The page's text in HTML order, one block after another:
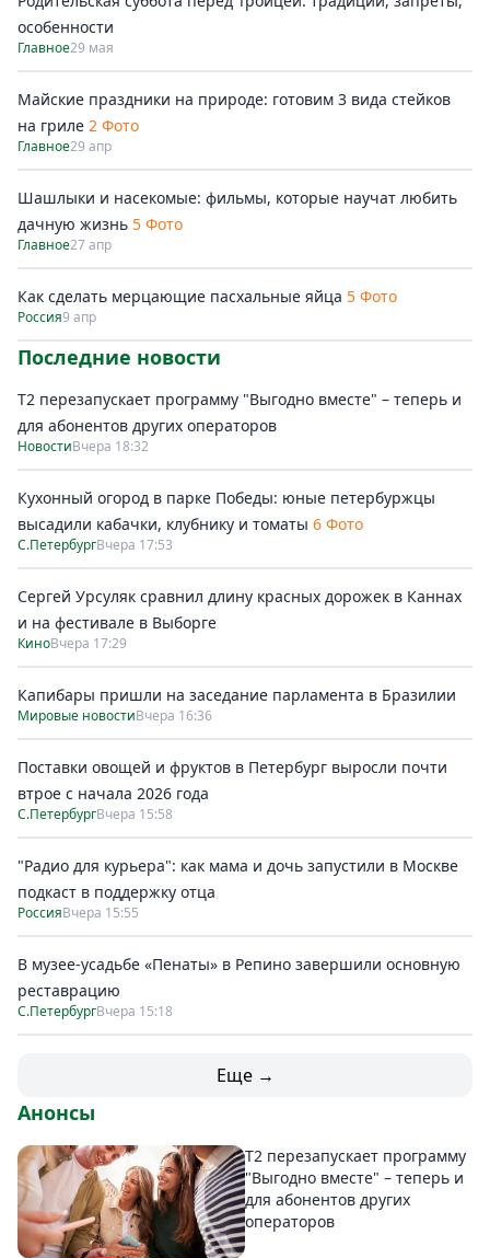
особенности
Главное29 мая
Майские праздники на природе: готовим 3 вида стейков
на гриле 2 Фото
Главное29 апр
Шашлыки и насекомые: фильмы, которые научат любить
дачную жизнь 5 Фото
Главное27 апр
Как сделать мерцающие пасхальные яйца 5 Фото
Россия9 апр
Последние новости
Т2 перезапускает программу "Выгодно вместе" – теперь и
для абонентов других операторов
НовостиВчера 18:32
Кухонный огород в парке Победы: юные петербуржцы
высадили кабачки, клубнику и томаты 6 Фото
С.ПетербургВчера 17:53
Сергей Урсуляк сравнил длину красных дорожек в Каннах
и на фестивале в Выборге
КиноВчера 17:29
Капибары пришли на заседание парламента в Бразилии
Мировые новостиВчера 16:36
Поставки овощей и фруктов в Петербург выросли почти
втрое с начала 2026 года
С.ПетербургВчера 15:58
"Радио для курьера": как мама и дочь запустили в Москве
подкаст в поддержку отца
РоссияВчера 15:55
В музее-усадьбе «Пенаты» в Репино завершили основную
реставрацию
С.ПетербургВчера 15:18
Еще →
Анонсы
Т2 перезапускает программу
"Выгодно вместе" – теперь и
для абонентов других
операторов